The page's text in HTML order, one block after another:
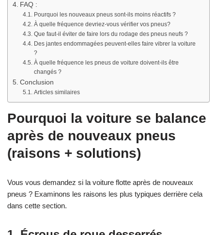
FAQ :
Pourquoi les nouveaux pneus sont-ils moins réactifs ?
À quelle fréquence devriez-vous vérifier vos pneus?
Que faut-il éviter de faire lors du rodage des pneus neufs ?
Des jantes endommagées peuvent-elles faire vibrer la voiture
?
À quelle fréquence les pneus de voiture doivent-ils être
changés ?
Conclusion
Articles similaires
Pourquoi la voiture se balance
après de nouveaux pneus
(raisons + solutions)
Vous vous demandez si la voiture flotte après de nouveaux
pneus ? Examinons les raisons les plus typiques derrière cela
dans cette section.